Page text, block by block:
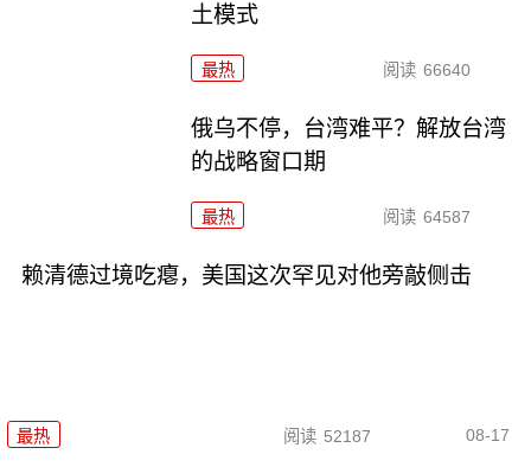
土模式
最热 阅读 66640
俄乌不停，台湾难平？解放台湾
的战略窗口期
最热 阅读 64587
赖清德过境吃瘪，美国这次罕见对他旁敲侧击
最热 阅读 52187 08-17